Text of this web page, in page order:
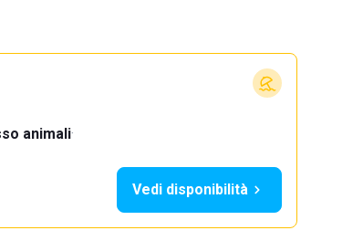
animali·
Vedi disponibilità